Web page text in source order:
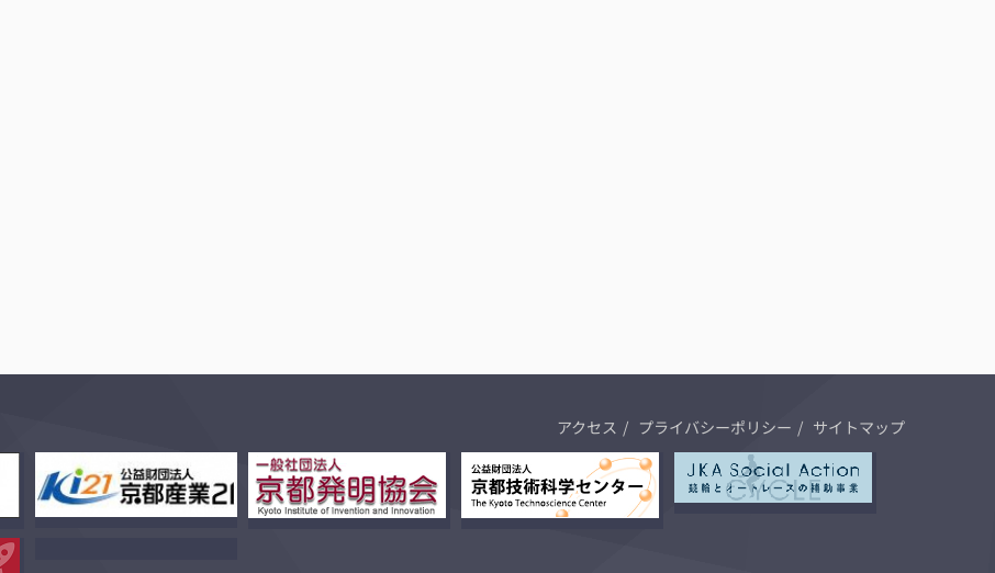
アクセス プライバシーポリシー サイトマップ